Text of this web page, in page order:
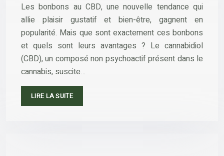
Les bonbons au CBD, une nouvelle tendance qui
allie plaisir gustatif et bien-être, gagnent en
popularité. Mais que sont exactement ces bonbons
et quels sont leurs avantages ? Le cannabidiol
(CBD), un composé non psychoactif présent dans le
cannabis, suscite…
LIRE LA SUITE